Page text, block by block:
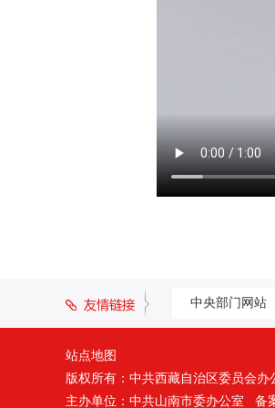
中央部门网站
站点地图
版权所有：中共西藏自治区委员会办
主办单位：中共山南市委办公室 备